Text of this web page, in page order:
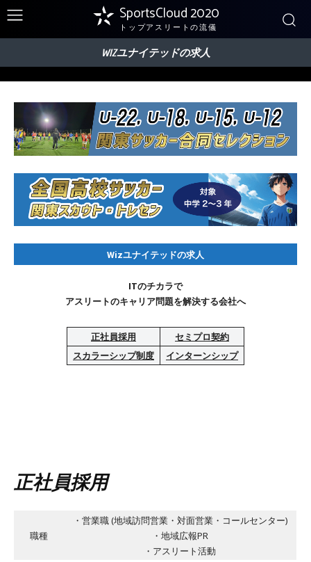
SportsCloud 2020
トップアスリートの流儀
WIZユナイテッドの求人
Wizユナイテッドの求人
ITのチカラで
アスリートのキャリア問題を解決する会社へ
正社員採用
セミプロ契約
スカラーシップ制度
インターンシップ
正社員採用
職種
・営業職 (地域訪問営業・対面営業・コールセンター)
・地域広報PR
・アスリート活動